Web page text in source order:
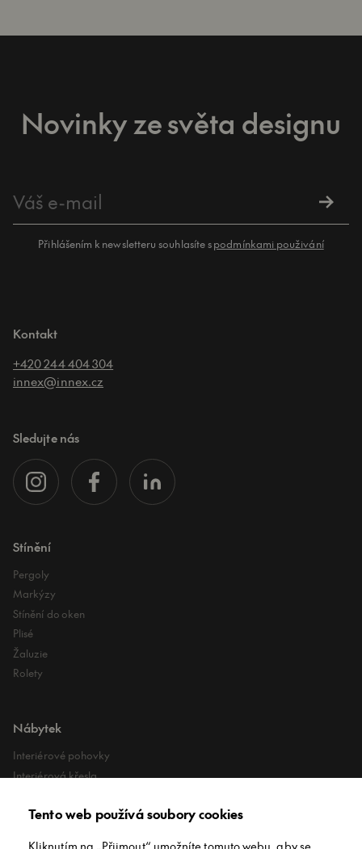
Novinky ze světa designu
Přihlášením k newsletteru souhlasíte spodmínkami použivání
Kontakt
+420 244 404 304
innex@innex.cz
Sledujte nás
Stínění
Pergoly
Markýzy
Stínění do oken
Plisé
Žaluzie
Rolety
Nábytek
Interiérové pohovky
Interiérová křesla
Lehátka
Tento web používá soubory cookies
Kliknutím na „Přijmout“ umožníte tomuto webu, aby se